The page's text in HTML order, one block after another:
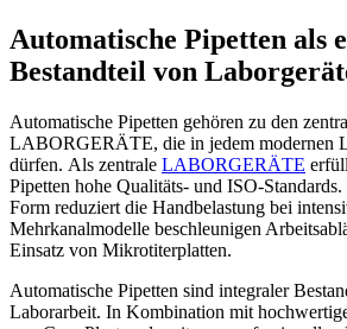
Automatische Pipetten als
Bestandteil von
Automatische Pipetten gehören zu den
LABORGERÄTE, die in jedem modernen
dürfen. Als zentrale LABORGERÄTE
Pipetten hohe Qualitäts- und ISO-
Form reduziert die Handbelastung bei
Mehrkanalmodelle beschleunigen
Einsatz von Mikrotiterplatten.
Automatische Pipetten sind integraler
Laborarbeit. In Kombination mit